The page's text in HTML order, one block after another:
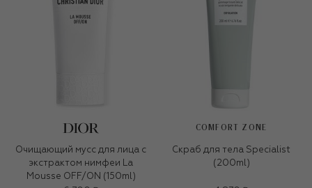
Очищающий мусс для лица с
экстрактом нимфеи La
Mousse OFF/ON (150ml)
COMFORT ZONE
Скраб для тела Specialist
(200ml)